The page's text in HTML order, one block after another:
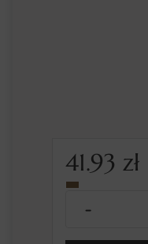
41.93zł